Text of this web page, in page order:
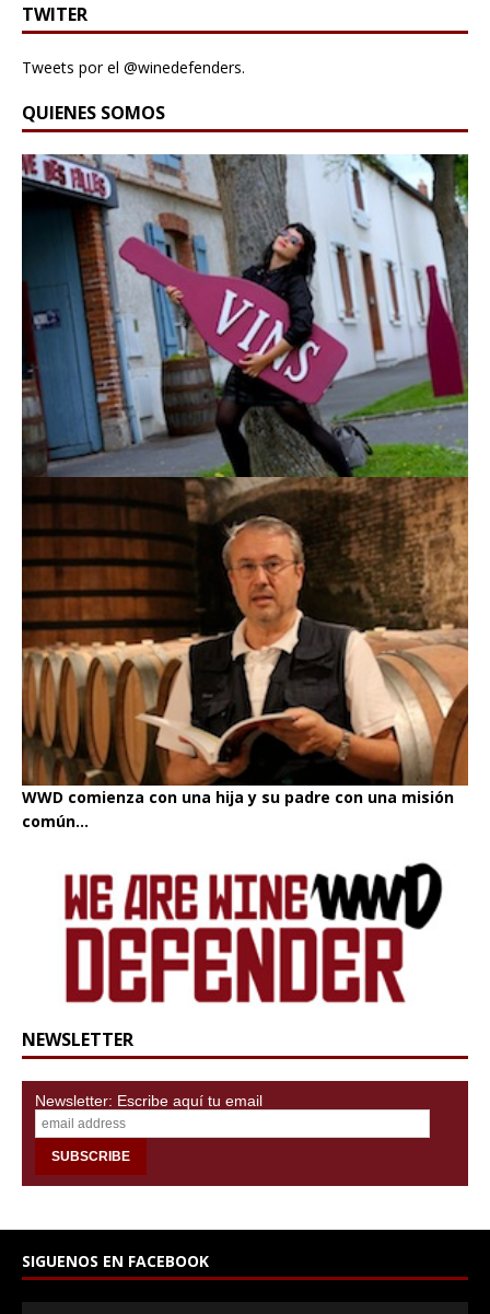
TWITER
Tweets por el @winedefenders.
QUIENES SOMOS
WWD comienza con una hija y su padre con una misión
común...
NEWSLETTER
Newsletter: Escribe aquí tu email
SIGUENOS EN FACEBOOK